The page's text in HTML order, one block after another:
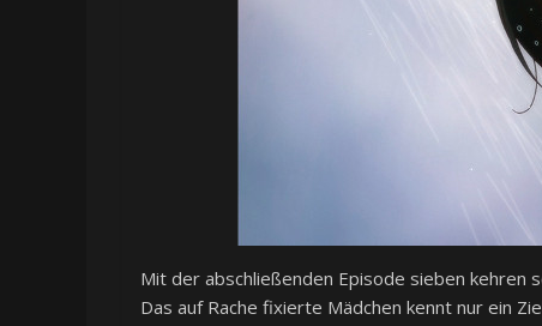
Mit der abschließenden Episode sieben kehren
Das auf Rache fixierte Mädchen kennt nur ein